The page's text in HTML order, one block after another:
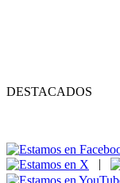
DESTACADOS
|